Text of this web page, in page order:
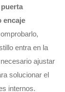
puerta
encaje
entra en la
ajustar
solucionar el
internos.